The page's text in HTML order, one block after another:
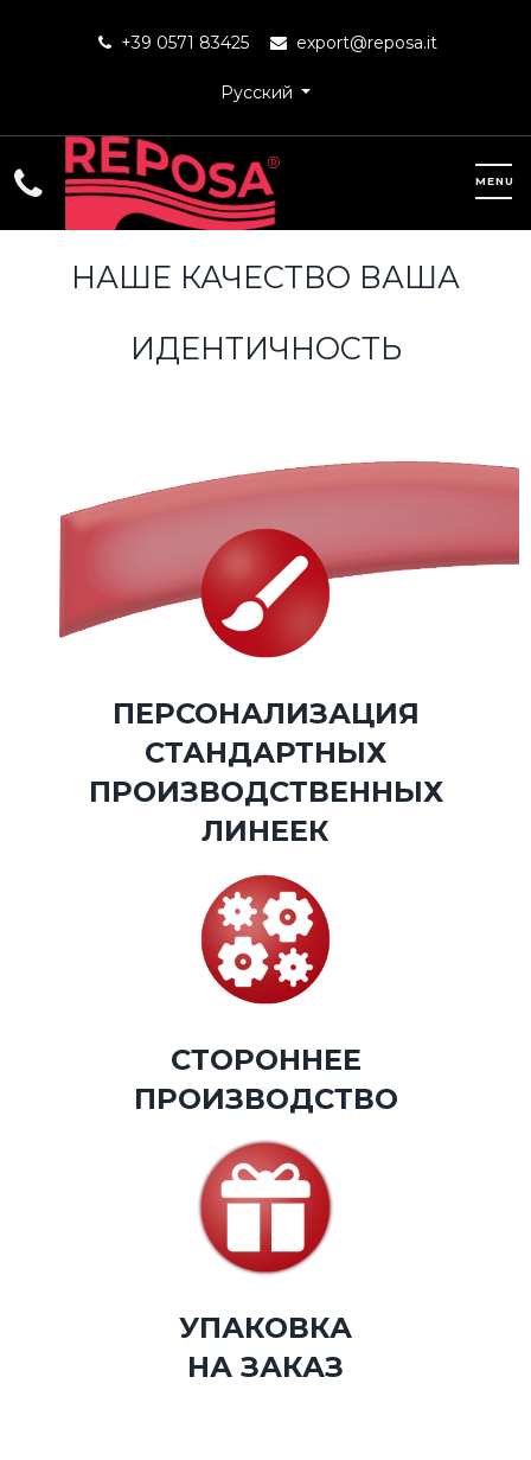
+39 0571 83425 export@reposa.it
Русский
НАШЕ КАЧЕСТВО ВАША
ИДЕНТИЧНОСТЬ
ПЕРСОНАЛИЗАЦИЯ
СТАНДАРТНЫХ
ПРОИЗВОДСТВЕННЫХ
ЛИНЕЕК
СТОРОННЕЕ
ПРОИЗВОДСТВО
УПАКОВКА
НА ЗАКАЗ